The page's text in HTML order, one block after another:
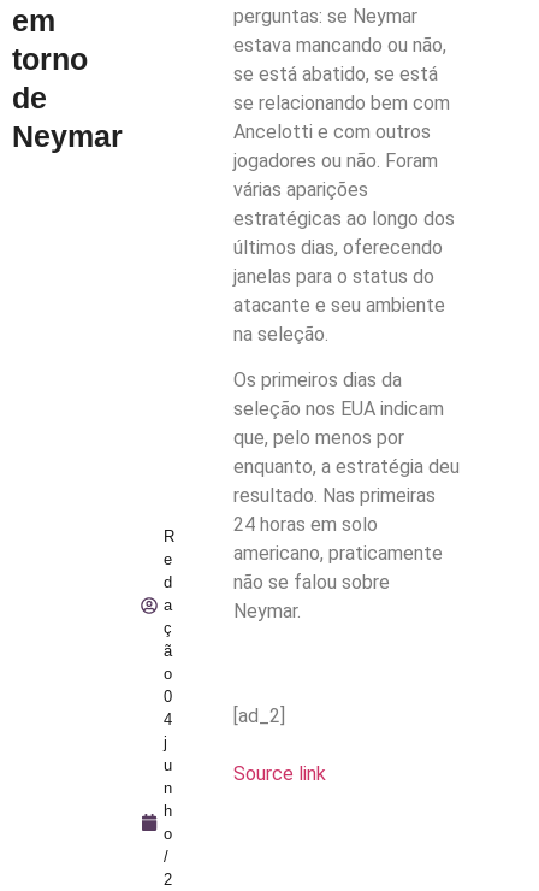
em
torno
de
Neymar
R
e
d
a
ç
ã
o
0
4
j
u
n
h
o
/
2
perguntas: se Neymar
estava mancando ou não,
se está abatido, se está
se relacionando bem com
Ancelotti e com outros
jogadores ou não. Foram
várias aparições
estratégicas ao longo dos
últimos dias, oferecendo
janelas para o status do
atacante e seu ambiente
na seleção.
Os primeiros dias da
seleção nos EUA indicam
que, pelo menos por
enquanto, a estratégia deu
resultado. Nas primeiras
24 horas em solo
americano, praticamente
não se falou sobre
Neymar.
[ad_2]
Source link